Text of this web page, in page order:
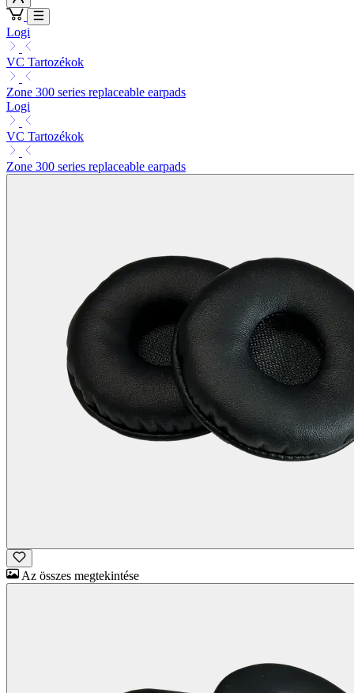
Logi
VC Tartozékok
Zone 300 series replaceable earpads
Logi
VC Tartozékok
Zone 300 series replaceable earpads
Az összes megtekintése